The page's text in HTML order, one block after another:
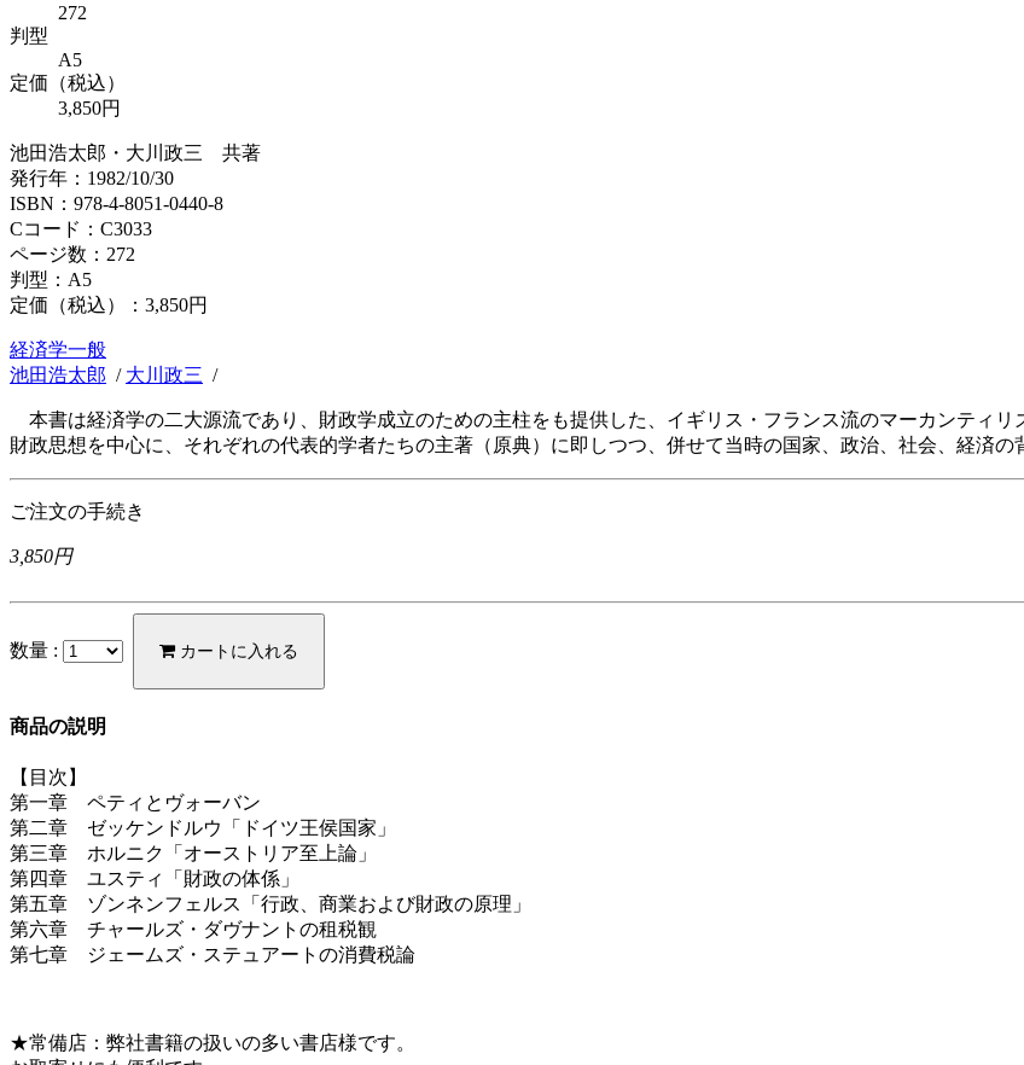
272
判型
A5
定価（税込）
3,850円
池田浩太郎・大川政三 共著
発行年：1982/10/30
ISBN：978-4-8051-0440-8
Cコード：C3033
ページ数：272
判型：A5
定価（税込）： 3,850円
経済学一般
池田浩太郎 / 大川政三 /
本書は経済学の二大源流であり、財政学成立のための主柱をも提供した、イギリス・フランス流のマーカンティ
財政思想を中心に、それぞれの代表的学者たちの主著（原典）に即しつつ、併せて当時の国家、政治、社会、経済の
ご注文の手続き
3,850円
数量 : カートに入れる
商品の説明
【目次】
第一章 ペティとヴォーバン
第二章 ゼッケンドルウ「ドイツ王侯国家」
第三章 ホルニク「オーストリア至上論」
第四章 ユスティ「財政の体係」
第五章 ゾンネンフェルス「行政、商業および財政の原理」
第六章 チャールズ・ダヴナントの租税観
第七章 ジェームズ・ステュアートの消費税論
★常備店：弊社書籍の扱いの多い書店様です。